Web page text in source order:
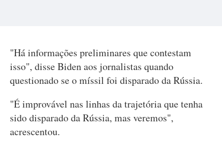
"Há informações preliminares que contestam
isso", disse Biden aos jornalistas quando
questionado se o míssil foi disparado da Rússia.
"É improvável nas linhas da trajetória que tenha
sido disparado da Rússia, mas veremos",
acrescentou.